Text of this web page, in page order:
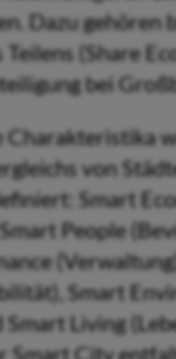
Dazu gehören
(Share
bei
Charakteristika
von
Smart
People
Smart
Living
Smart City